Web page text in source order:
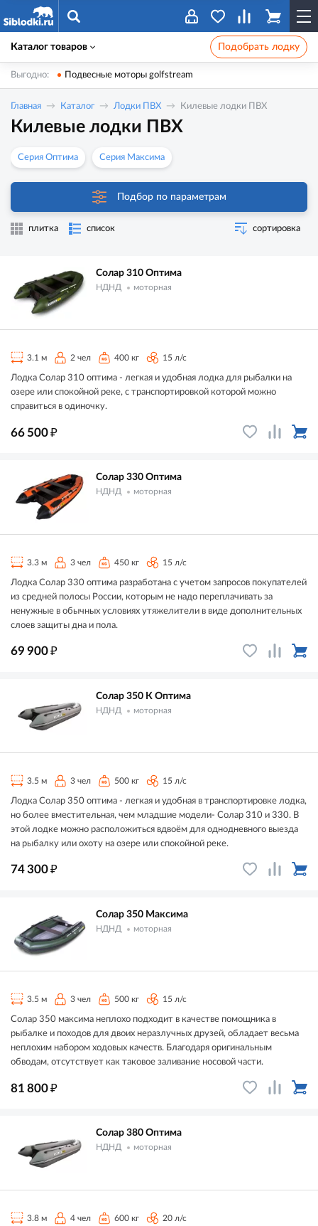
Каталог товаров Подобрать лодку
Выгодно: Подвесные моторы golfstream
Главная Каталог Лодки ПВХ Килевые лодки ПВХ
Килевые лодки ПВХ
Серия Оптима Серия Максима
Подбор по параметрам
плитка список сортировка
Солар 310 Оптима
НДНД моторная
3.1 м 2 чел 400 кг 15 л/с
Лодка Солар 310 оптима - легкая и удобная лодка для рыбалки на
озере или спокойной реке, с транспортировкой которой можно
справиться в одиночку.
66 500₽
Солар 330 Оптима
НДНД моторная
3.3 м 3 чел 450 кг 15 л/с
Лодка Солар 330 оптима разработана с учетом запросов покупателей
из средней полосы России, которым не надо переплачивать за
ненужные в обычных условиях утяжелители в виде дополнительных
слоев защиты дна и пола.
69 900₽
Солар 350 К Оптима
НДНД моторная
3.5 м 3 чел 500 кг 15 л/с
Лодка Солар 350 оптима - легкая и удобная в транспортировке лодка,
но более вместительная, чем младшие модели- Солар 310 и 330. В
этой лодке можно расположиться вдвоём для однодневного выезда
на рыбалку или охоту на озере или спокойной реке.
74 300₽
Солар 350 Максима
НДНД моторная
3.5 м 3 чел 500 кг 15 л/с
Солар 350 максима неплохо подходит в качестве помощника в
рыбалке и походов для двоих неразлучных друзей, обладает весьма
неплохим набором ходовых качеств. Благодаря оригинальным
обводам, отсутствует как таковое заливание носовой части.
81 800₽
Солар 380 Оптима
НДНД моторная
3.8 м 4 чел 600 кг 20 л/с